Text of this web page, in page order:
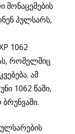
პულსარს,
1062
რომელშიც
ამ
1062 წაში,